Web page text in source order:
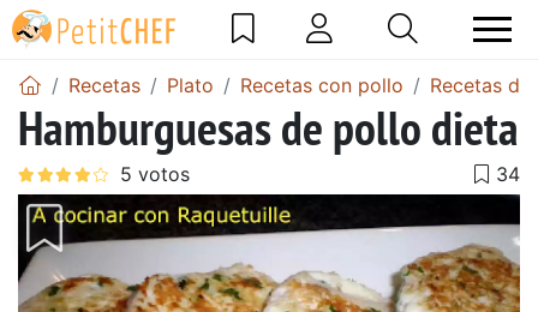
Recetas Plato Recetas con pollo Recetas
Hamburguesas de pollo dieta